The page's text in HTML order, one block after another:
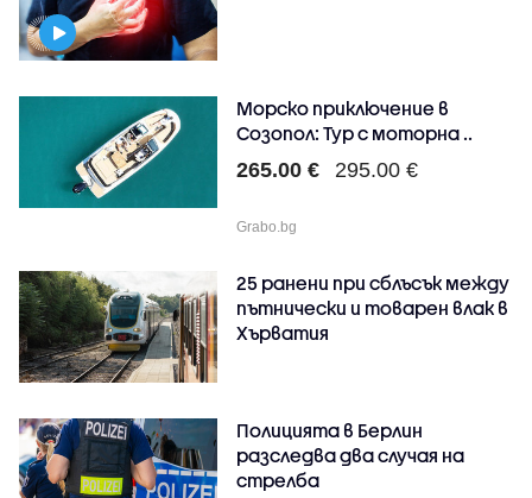
Морско приключение в
Созопол: Тур с моторна ..
265.00 € 295.00 €
Grabo.bg
25 ранени при сблъсък между
пътнически и товарен влак в
Хърватия
Полицията в Берлин
разследва два случая на
стрелба